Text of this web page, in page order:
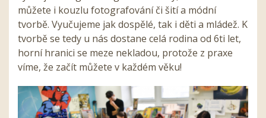
můžete i kouzlu fotografování či šití a módní
tvorbě. Vyučujeme jak dospělé, tak i děti a mládež. K
tvorbě se tedy u nás dostane celá rodina od 6ti let,
horní hranici se meze nekladou, protože z praxe
víme, že začít můžete v každém věku!